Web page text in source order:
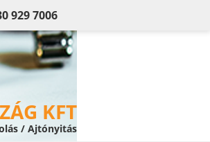
929 7006
KFT
/ Ajtónyitás